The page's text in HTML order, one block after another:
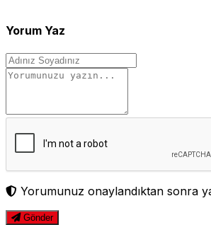
Yorum Yaz
Yorumunuz onaylandıktan sonra
Gönder